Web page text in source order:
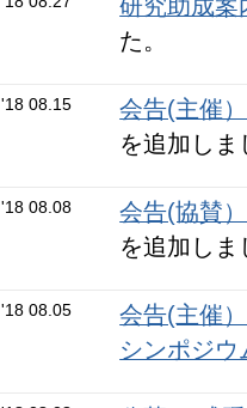
研究助成案
た。
'18 08.15
会告(主催）
を追加しま
'18 08.08
会告(協賛）
を追加しま
'18 08.05
会告(主催）
シンポジウ